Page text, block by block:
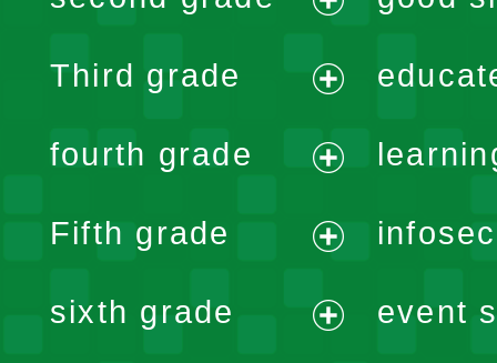
menu
menu
Third grade
menu
fourth grade
menu
Fifth grade
menu
sixth grade
event